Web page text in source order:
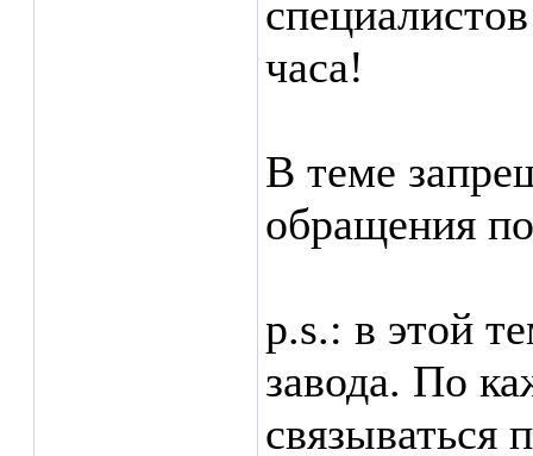
часа!
В теме
обращения
p.s.: в этой
завода. По
связываться